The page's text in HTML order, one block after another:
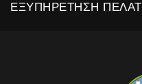
ΕΞΥΠΗΡΈΤΗΣΗ